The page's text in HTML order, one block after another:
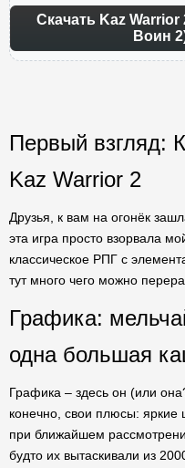
Скачать Kaz
Воин
Первый взгляд:
Kaz Warrior 2
Друзья, к вам на огонёк
эта игра просто взорвала
классическое РПГ с
тут много чего можно
Графика:
одна большая
Графика – здесь он (или
конечно, свои плюсы: яркие
при ближайшем
будто их вытаскивали из